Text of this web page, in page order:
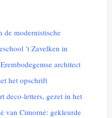
de modernistische
’t Zavelken in
architect
het opschrift
deco-letters, gezet in het
van Cimorné: gekleurde